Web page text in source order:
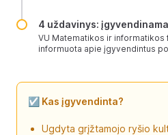
4 uždavinys: įgyvendinama
VU Matematikos ir
informuota apie įgyvendintus
☑️ Kas įgyvendinta?
Ugdyta grįžtamojo ryšio